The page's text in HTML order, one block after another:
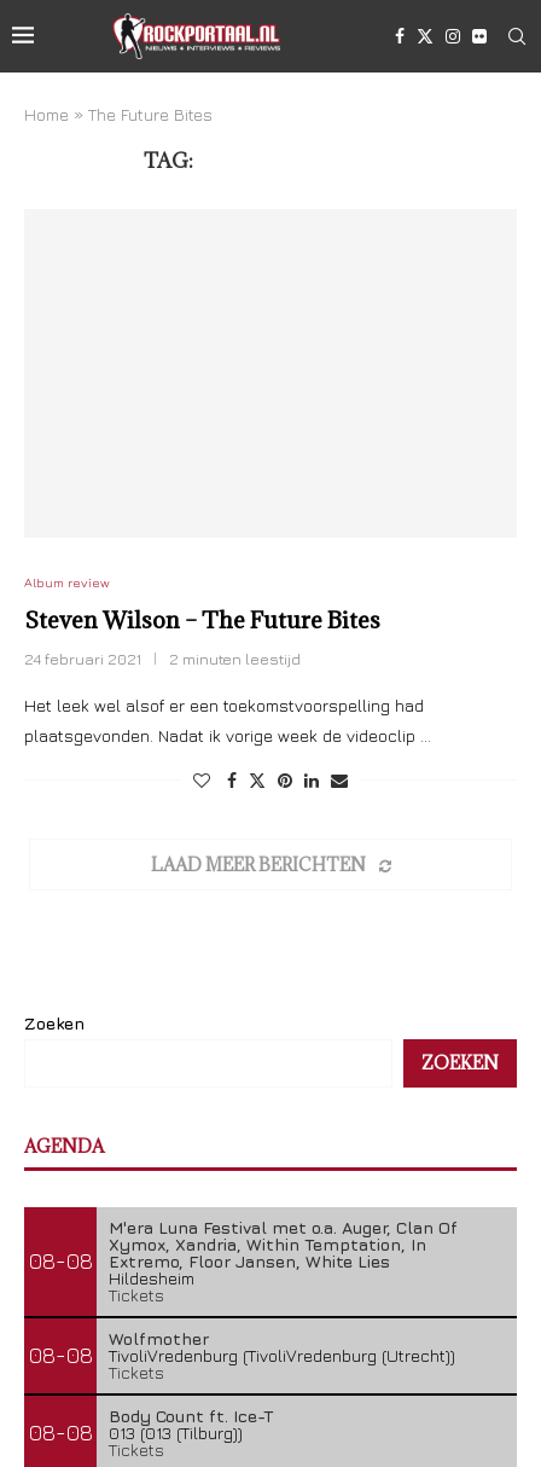
Home » The Future Bites
TAG:
Album review
Steven Wilson – The Future Bites
24 februari 2021 2 minuten leestijd
Het leek wel alsof er een toekomstvoorspelling had
plaatsgevonden. Nadat ik vorige week de videoclip …
LAAD MEER BERICHTEN
Zoeken
ZOEKEN
AGENDA
08-08
M'era Luna Festival met o.a. Auger, Clan Of
Xymox, Xandria, Within Temptation, In
Extremo, Floor Jansen, White Lies
Hildesheim
Tickets
08-08
Wolfmother
TivoliVredenburg (TivoliVredenburg (Utrecht))
Tickets
08-08
Body Count ft. Ice-T
013 (013 (Tilburg))
Tickets